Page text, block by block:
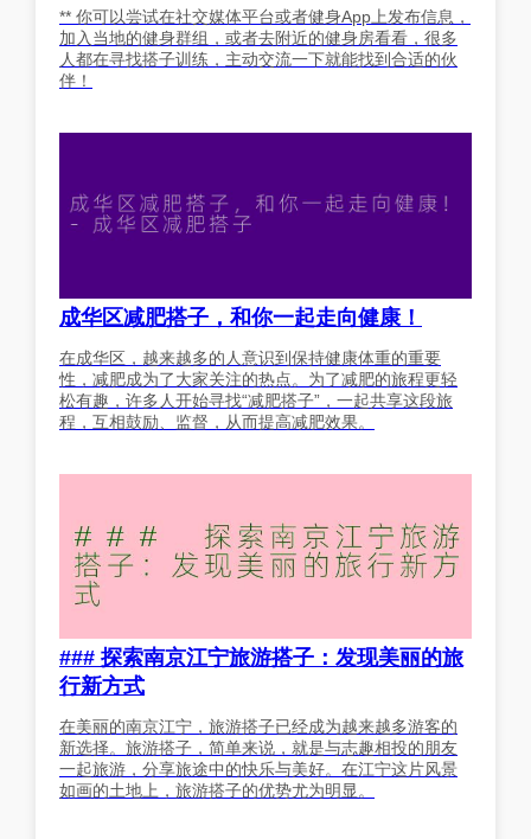
** 你可以尝试在社交媒体平台或者健身App上发布信息，
加入当地的健身群组，或者去附近的健身房看看，很多
人都在寻找搭子训练，主动交流一下就能找到合适的伙
伴！
成华区减肥搭子，和你一起走向健康！
在成华区，越来越多的人意识到保持健康体重的重要
性，减肥成为了大家关注的热点。为了减肥的旅程更轻
松有趣，许多人开始寻找“减肥搭子”，一起共享这段旅
程，互相鼓励、监督，从而提高减肥效果。
### 探索南京江宁旅游搭子：发现美丽的旅
行新方式
在美丽的南京江宁，旅游搭子已经成为越来越多游客的
新选择。旅游搭子，简单来说，就是与志趣相投的朋友
一起旅游，分享旅途中的快乐与美好。在江宁这片风景
如画的土地上，旅游搭子的优势尤为明显。